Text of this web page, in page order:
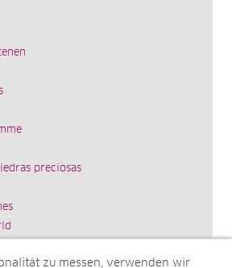
preciosas
zu messen, verwenden wir